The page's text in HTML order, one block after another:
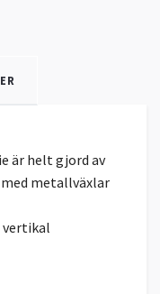
är helt gjord av
metallväxlar